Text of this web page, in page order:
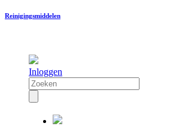
Reinigingsmiddelen
Inloggen